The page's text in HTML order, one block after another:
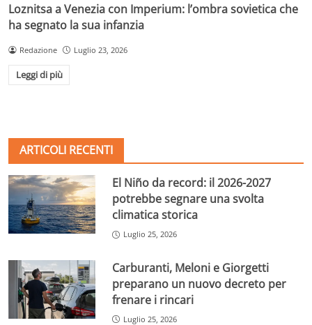
Loznitsa a Venezia con Imperium: l’ombra sovietica che
ha segnato la sua infanzia
Redazione Luglio 23, 2026
Leggi di più
ARTICOLI RECENTI
El Niño da record: il 2026-2027
potrebbe segnare una svolta
climatica storica
Luglio 25, 2026
Carburanti, Meloni e Giorgetti
preparano un nuovo decreto per
frenare i rincari
Luglio 25, 2026